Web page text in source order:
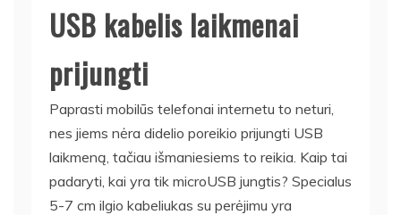
USB kabelis laikmenai
prijungti
Paprasti mobilūs telefonai internetu to neturi,
nes jiems nėra didelio poreikio prijungti USB
laikmeną, tačiau išmaniesiems to reikia. Kaip tai
padaryti, kai yra tik microUSB jungtis? Specialus
5-7 cm ilgio kabeliukas su perėjimu yra